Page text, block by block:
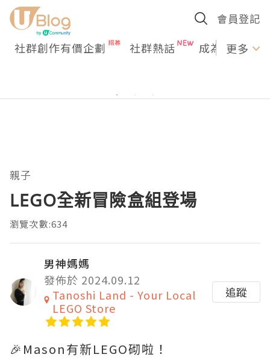
會員登記
社群創作有價企劃 社群熱話 成為U更多
親子
LEGO全新冒險盒組登場
瀏覽次數:634
男神媽媽
發佈於 2024.09.12
Tanoshi Land - Your Local
LEGO Store
追蹤
🎉Mason有新LEGO砌啦！